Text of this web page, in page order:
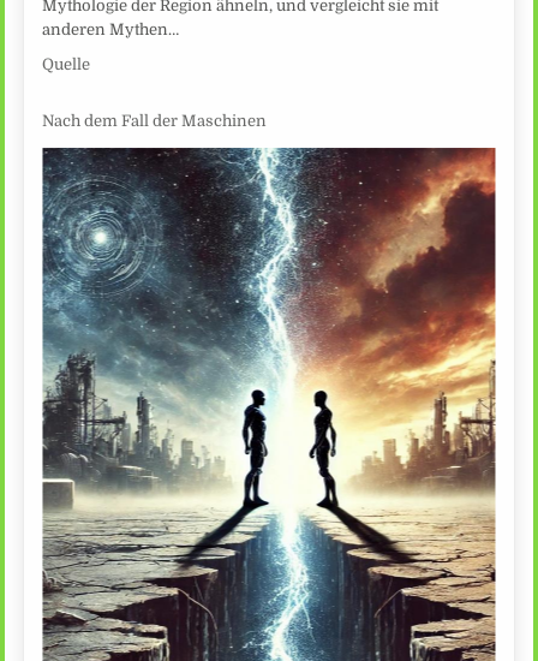
Mythologie der Region ähneln, und vergleicht sie mit
anderen Mythen…
Quelle
Nach dem Fall der Maschinen